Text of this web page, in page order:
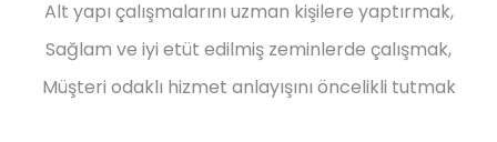
Alt yapı çalışmalarını uzman kişilere yaptırmak,
Sağlam ve iyi etüt edilmiş zeminlerde çalışmak,
Müşteri odaklı hizmet anlayışını öncelikli tutmak